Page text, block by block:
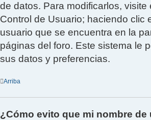
de datos. Para modificarlos, visite
Control de Usuario; haciendo clic
usuario que se encuentra en la
páginas del foro. Este sistema le
sus datos y preferencias.
Arriba
¿Cómo evito que mi nombre de